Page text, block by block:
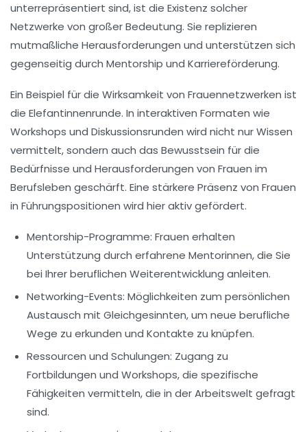
unterrepräsentiert sind, ist die Existenz solcher
Netzwerke von großer Bedeutung. Sie replizieren
mutmaßliche Herausforderungen und unterstützen sich
gegenseitig durch Mentorship und Karriereförderung.
Ein Beispiel für die Wirksamkeit von Frauennetzwerken ist
die Elefantinnenrunde. In interaktiven Formaten wie
Workshops und Diskussionsrunden wird nicht nur Wissen
vermittelt, sondern auch das Bewusstsein für die
Bedürfnisse und Herausforderungen von Frauen im
Berufsleben geschärft. Eine stärkere Präsenz von Frauen
in Führungspositionen wird hier aktiv gefördert.
Mentorship-Programme: Frauen erhalten
Unterstützung durch erfahrene Mentorinnen, die Sie
bei Ihrer beruflichen Weiterentwicklung anleiten.
Networking-Events: Möglichkeiten zum persönlichen
Austausch mit Gleichgesinnten, um neue berufliche
Wege zu erkunden und Kontakte zu knüpfen.
Ressourcen und Schulungen: Zugang zu
Fortbildungen und Workshops, die spezifische
Fähigkeiten vermitteln, die in der Arbeitswelt gefragt
sind.